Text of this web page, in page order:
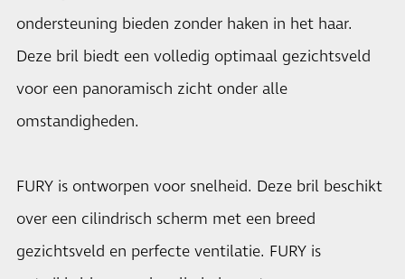
ondersteuning bieden zonder haken in het haar.
Deze bril biedt een volledig optimaal gezichtsveld
voor een panoramisch zicht onder alle
omstandigheden.
FURY is ontworpen voor snelheid. Deze bril beschikt
over een cilindrisch scherm met een breed
gezichtsveld en perfecte ventilatie. FURY is